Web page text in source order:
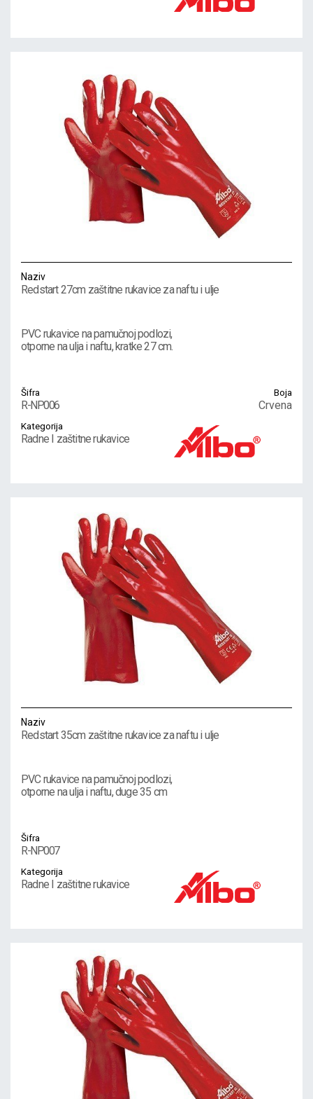
Naziv
Redstart 27cm zaštitne rukavice za naftu i ulje
PVC rukavice na pamučnoj podlozi,
otporne na ulja i naftu, kratke 27 cm.
Šifra
R-NP006
Boja
Crvena
Kategorija
Radne I zaštitne rukavice
Naziv
Redstart 35cm zaštitne rukavice za naftu i ulje
PVC rukavice na pamučnoj podlozi,
otporne na ulja i naftu, duge 35 cm
Šifra
R-NP007
Kategorija
Radne I zaštitne rukavice